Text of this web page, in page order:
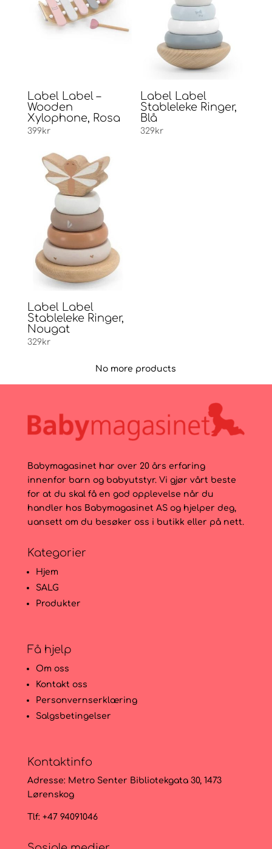
Label Label –
Wooden
Xylophone, Rosa
399kr
Label Label
Stableleke Ringer,
Blå
329kr
Label Label
Stableleke Ringer,
Nougat
329kr
No more products
Babymagasinet har over 20 års erfaring
innenfor barn og babyutstyr. Vi gjør vårt beste
for at du skal få en god opplevelse når du
handler hos Babymagasinet AS og hjelper deg,
uansett om du besøker oss i butikk eller på nett.
Kategorier
Hjem
SALG
Produkter
Få hjelp
Om oss
Kontakt oss
Personvernserklæring
Salgsbetingelser
Kontaktinfo
Adresse: Metro Senter Bibliotekgata 30, 1473
Lørenskog
Tlf: +47 94091046